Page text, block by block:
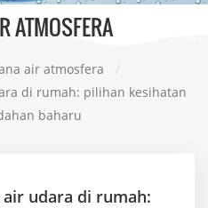
ATMOSFERA
air atmosfera
/
di rumah: pilihan kesihatan
baharu
air udara di rumah: